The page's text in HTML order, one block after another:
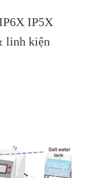
IP5X
linh kiện